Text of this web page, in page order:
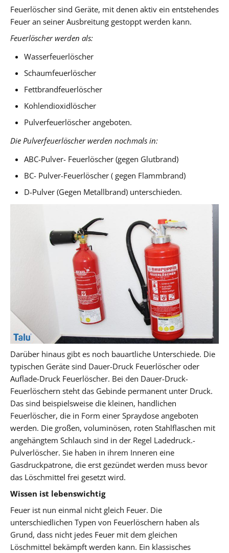
Feuerlöscher sind Geräte, mit denen aktiv ein entstehendes
Feuer an seiner Ausbreitung gestoppt werden kann.
Feuerlöscher werden als:
Wasserfeuerlöscher
Schaumfeuerlöscher
Fettbrandfeuerlöscher
Kohlendioxidlöscher
Pulverfeuerlöscher angeboten.
Die Pulverfeuerlöscher werden nochmals in:
ABC-Pulver- Feuerlöscher (gegen Glutbrand)
BC- Pulver-Feuerlöscher ( gegen Flammbrand)
D-Pulver (Gegen Metallbrand) unterschieden.
Darüber hinaus gibt es noch bauartliche Unterschiede. Die
typischen Geräte sind Dauer-Druck Feuerlöscher oder
Auflade-Druck Feuerlöscher. Bei den Dauer-Druck-
Feuerlöschern steht das Gebinde permanent unter Druck.
Das sind beispielsweise die kleinen, handlichen
Feuerlöscher, die in Form einer Spraydose angeboten
werden. Die großen, voluminösen, roten Stahlflaschen mit
angehängtem Schlauch sind in der Regel Ladedruck.-
Pulverlöscher. Sie haben in ihrem Inneren eine
Gasdruckpatrone, die erst gezündet werden muss bevor
das Löschmittel frei gesetzt wird.
Wissen ist lebenswichtig
Feuer ist nun einmal nicht gleich Feuer. Die
unterschiedlichen Typen von Feuerlöschern haben als
Grund, dass nicht jedes Feuer mit dem gleichen
Löschmittel bekämpft werden kann. Ein klassisches